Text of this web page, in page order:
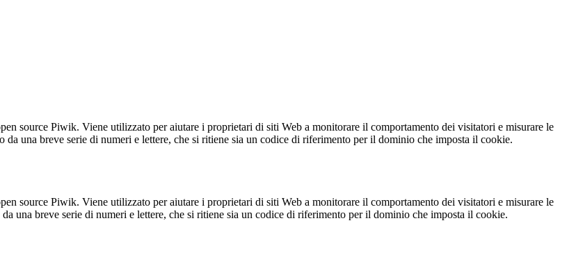
source Piwik. Viene utilizzato per aiutare i proprietari di siti Web a monitorare il comportamento dei visitatori e misurare le
una breve serie di numeri e lettere, che si ritiene sia un codice di riferimento per il dominio che imposta il cookie.
source Piwik. Viene utilizzato per aiutare i proprietari di siti Web a monitorare il comportamento dei visitatori e misurare le
una breve serie di numeri e lettere, che si ritiene sia un codice di riferimento per il dominio che imposta il cookie.